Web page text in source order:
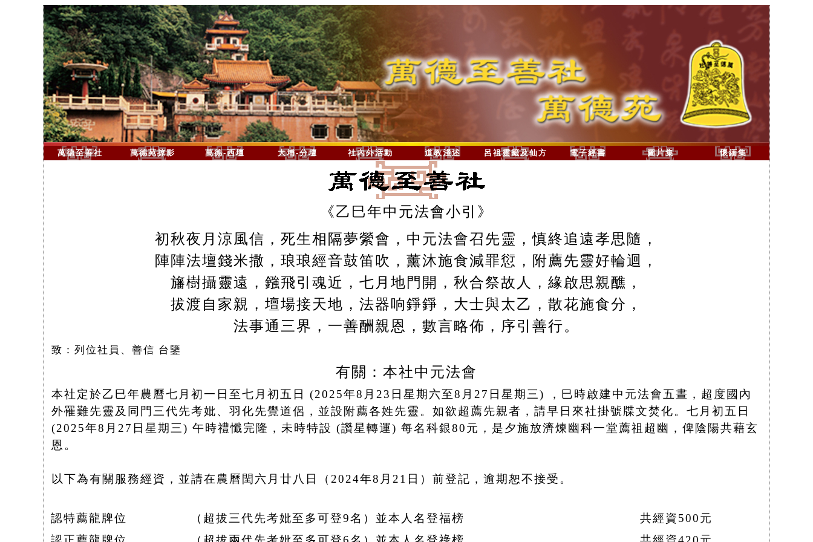
萬德至善社 萬德苑掠影 萬德-西壇 大埔-分壇 社內外活動 道教淺述 呂祖靈籤及仙方 電子經書 圖片集 懷緬集
《乙巳年中元法會小引》
初秋夜月涼風信，死生相隔夢縈會，中元法會召先靈，慎終追遠孝思隨，
陣陣法壇錢米撒，琅琅經音鼓笛吹，薰沐施食減罪愆，附薦先靈好輪迴，
旛樹攝靈遠，鏹飛引魂近，七月地門開，秋合祭故人，緣啟思親醮，
拔渡自家親，壇場接天地，法器响錚錚，大士與太乙，散花施食分，
法事通三界，一善酬親恩，數言略佈，序引善行。
致：列位社員、善信 台鑒
有關：本社中元法會
本社定於乙巳年農曆七月初一日至七月初五日 (2025年8月23日星期六至8月27日星期三) ，巳時啟建中元法會五晝，超度國內
外罹難先靈及同門三代先考妣、羽化先覺道侶，並設附薦各姓先靈。如欲超薦先親者，請早日來社掛號牒文焚化。七月初五日
(2025年8月27日星期三) 午時禮懺完隆，未時特設 (讚星轉運) 每名科銀80元，是夕施放濟煉幽科一堂薦祖超幽，俾陰陽共藉玄
恩。
以下為有關服務經資，並請在農曆閏六月廿八日（2024年8月21日）前登記，逾期恕不接受。
認特薦龍牌位 （超拔三代先考妣至多可登9名）並本人名登福榜
共經資500元